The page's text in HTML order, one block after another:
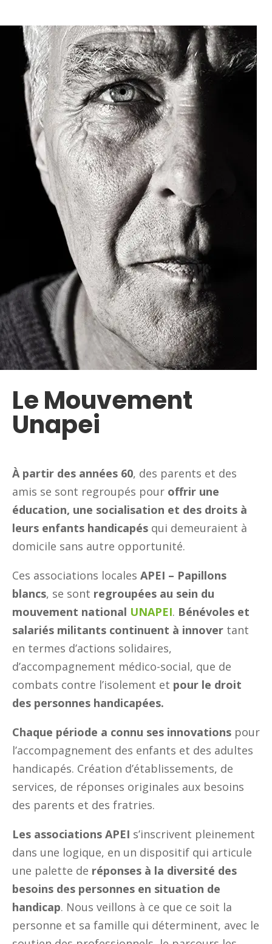
Le Mouvement
Unapei
À partir des années 60, des parents et des
amis se sont regroupés pour offrir une
éducation, une socialisation et des droits à
leurs enfants handicapés qui demeuraient à
domicile sans autre opportunité.
Ces associations locales APEI – Papillons
blancs, se sont regroupées au sein du
mouvement national UNAPEI. Bénévoles et
salariés militants continuent à innover tant
en termes d’actions solidaires,
d’accompagnement médico-social, que de
combats contre l’isolement et pour le droit
des personnes handicapées.
Chaque période a connu ses innovations pour
l’accompagnement des enfants et des adultes
handicapés. Création d’établissements, de
services, de réponses originales aux besoins
des parents et des fratries.
Les associations APEI s’inscrivent pleinement
dans une logique, en un dispositif qui articule
une palette de réponses à la diversité des
besoins des personnes en situation de
handicap. Nous veillons à ce que ce soit la
personne et sa famille qui déterminent, avec le